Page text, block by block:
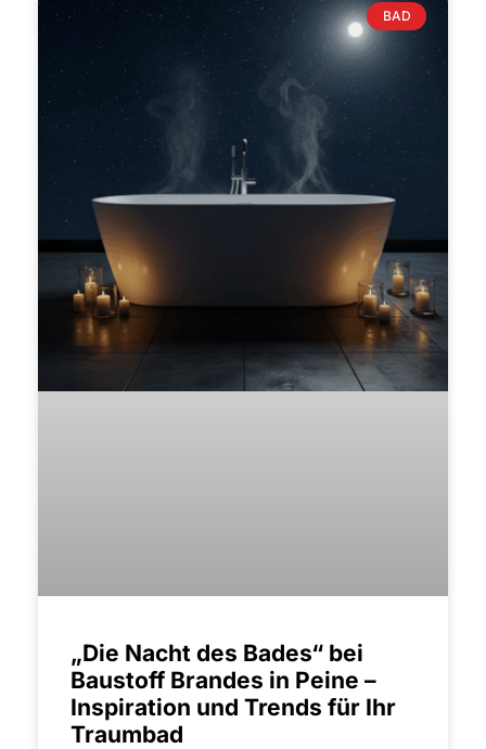
BAD
„Die Nacht des Bades“ bei
Baustoff Brandes in Peine –
Inspiration und Trends für Ihr
Traumbad